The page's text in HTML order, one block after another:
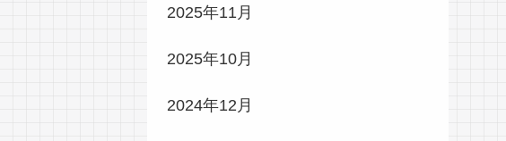
2025年11月
2025年10月
2024年12月